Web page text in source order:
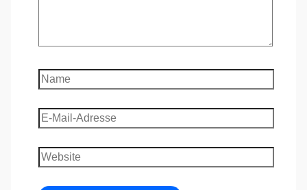
Name
E-
Mail-
Adresse
Website